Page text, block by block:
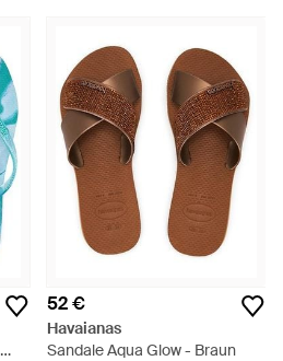
52 €
Havaianas
Sandale Aqua Glow - Braun